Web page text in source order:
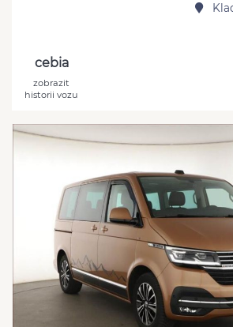
cebia
zobrazit
historii vozu